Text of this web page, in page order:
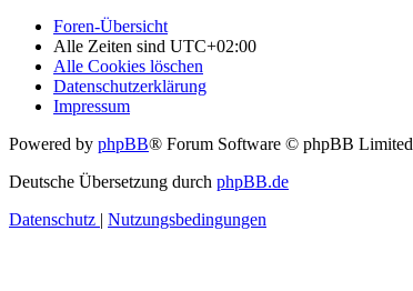
Foren-Übersicht
Alle Zeiten sind UTC+02:00
Alle Cookies löschen
Datenschutzerklärung
Impressum
Powered by phpBB® Forum Software © phpBB Limited
Deutsche Übersetzung durch phpBB.de
Datenschutz | Nutzungsbedingungen